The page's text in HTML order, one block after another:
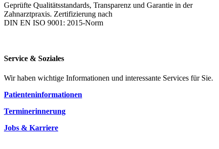
Geprüfte Qualitätsstandards, Transparenz und Garantie in der
Zahnarztpraxis. Zertifizierung nach
DIN EN ISO 9001: 2015-Norm
Service & Soziales
Wir haben wichtige Informationen und interessante Services für Sie.
Patienteninformationen
Terminerinnerung
Jobs & Karriere